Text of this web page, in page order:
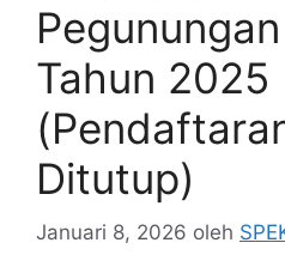
Tahun 2025
Ditutup)
Januari 8, 2026 oleh